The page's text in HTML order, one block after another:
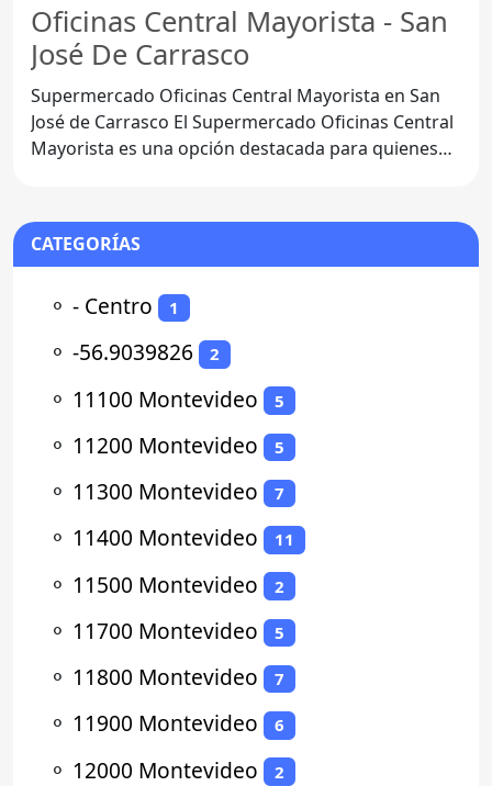
Oficinas Central Mayorista - San
José De Carrasco
Supermercado Oficinas Central Mayorista en San
José de Carrasco El Supermercado Oficinas Central
Mayorista es una opción destacada para quienes
CATEGORÍAS
⚬ - Centro 1
⚬ -56.9039826 2
⚬ 11100 Montevideo 5
⚬ 11200 Montevideo 5
⚬ 11300 Montevideo 7
⚬ 11400 Montevideo 11
⚬ 11500 Montevideo 2
⚬ 11700 Montevideo 5
⚬ 11800 Montevideo 7
⚬ 11900 Montevideo 6
⚬ 12000 Montevideo 2